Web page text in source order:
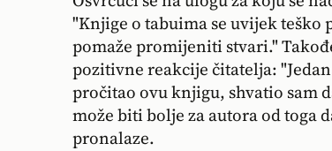
"Knjige o tabuima se uvijek
pomaže promijeniti stvari."
pozitivne reakcije čitatelja:
pročitao ovu knjigu, shvatio sam
može biti bolje za autora od toga
pronalaze.